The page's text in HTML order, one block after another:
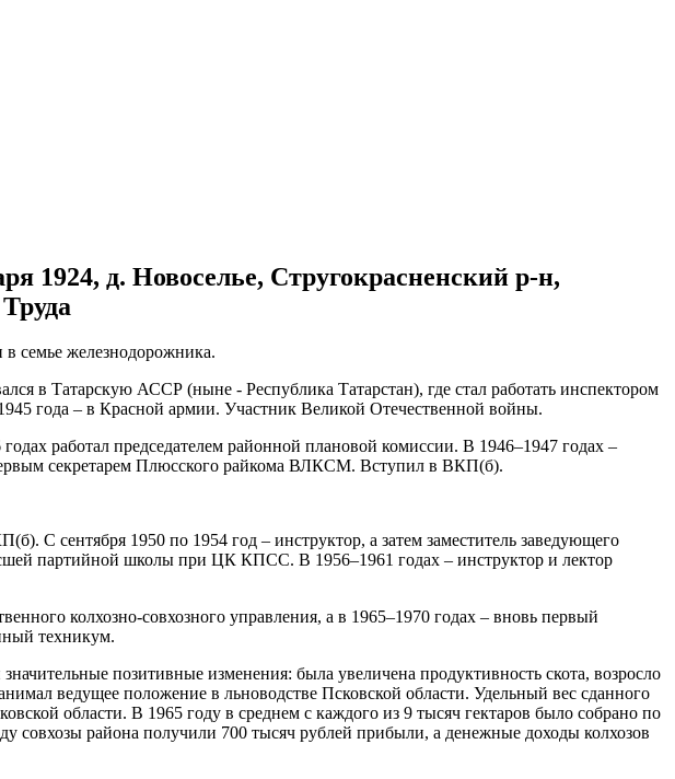
1924, д. Новоселье, Стругокрасненский р-н,
в семье железнодорожника.
в Татарскую АССР (ныне - Республика Татарстан), где стал работать инспектором
года – в Красной армии. Участник Великой Отечественной войны.
работал председателем районной плановой комиссии. В 1946–1947 годах –
секретарем Плюсского райкома ВЛКСМ. Вступил в ВКП(б).
С сентября 1950 по 1954 год – инструктор, а затем заместитель заведующего
партийной школы при ЦК КПСС. В 1956–1961 годах – инструктор и лектор
колхозно-совхозного управления, а в 1965–1970 годах – вновь первый
техникум.
позитивные изменения: была увеличена продуктивность скота, возросло
ведущее положение в льноводстве Псковской области. Удельный вес сданного
области. В 1965 году в среднем с каждого из 9 тысяч гектаров было собрано по
совхозы района получили 700 тысяч рублей прибыли, а денежные доходы колхозов